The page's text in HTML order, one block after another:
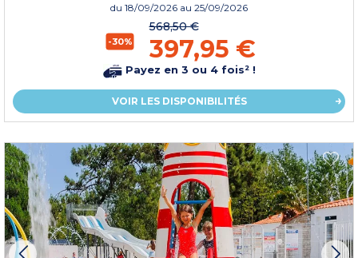
du 18/09/2026 au 25/09/2026
-30%
568,50 €
397,95 €
Payez en 3 ou 4 fois² !
VOIR LES DISPONIBILITÉS